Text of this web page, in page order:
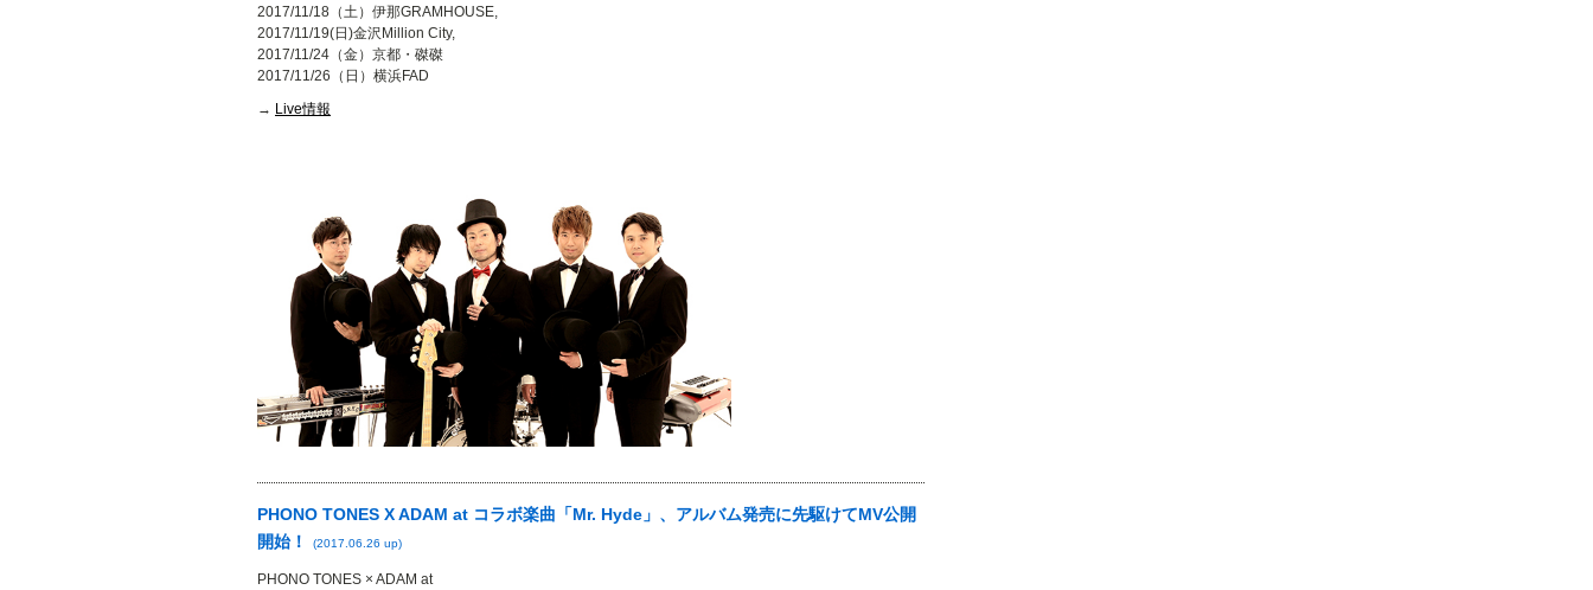
2017/11/18（土）伊那GRAMHOUSE,
2017/11/19(日)金沢Million City,
2017/11/24（金）京都・磔磔
2017/11/26（日）横浜FAD
→ Live情報
PHONO TONES X ADAM at コラボ楽曲「Mr. Hyde」、アルバム発売に先駆けてMV公開
開始！
(2017.06.26 up)
PHONO TONES × ADAM at